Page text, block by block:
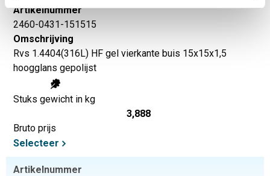
Artikelnummer
2460-0431-151515
Omschrijving
Rvs 1.4404(316L) HF gel vierkante buis 15x15x1,5
hoogglans gepolijst
Stuks gewicht in kg
3,888
Bruto prijs
Selecteer
Artikelnummer